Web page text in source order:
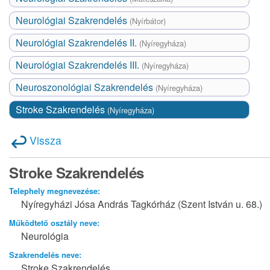
Neurológiai Szakrendelés (Nyírbátor)
Neurológiai Szakrendelés II. (Nyíregyháza)
Neurológiai Szakrendelés III. (Nyíregyháza)
Neuroszonológiai Szakrendelés (Nyíregyháza)
Stroke Szakrendelés (Nyíregyháza)
Vissza
Stroke Szakrendelés
Telephely megnevezése:
Nyíregyházi Jósa András Tagkórház (Szent István u. 68.)
Működtető osztály neve:
Neurológia
Szakrendelés neve: